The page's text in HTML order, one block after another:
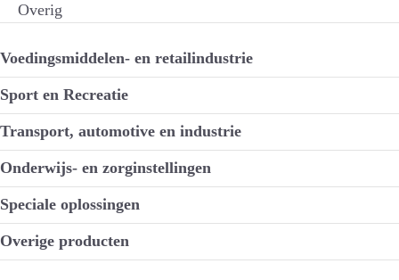
Overig
Voedingsmiddelen- en retailindustrie
Sport en Recreatie
Transport, automotive en industrie
Onderwijs- en zorginstellingen
Speciale oplossingen
Overige producten